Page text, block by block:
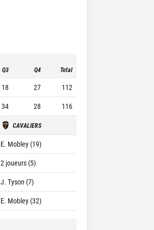
Q3 Q4 Total
18 27
112
34 28 116
CAVALIERS
E. Mobley (19)
2 joueurs (5)
J. Tyson (7)
E. Mobley (32)